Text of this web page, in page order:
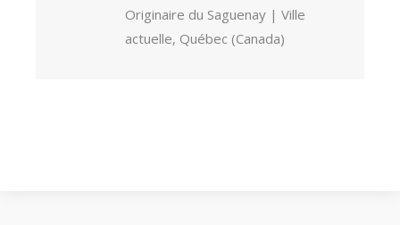
Originaire du Saguenay | Ville
actuelle, Québec (Canada)